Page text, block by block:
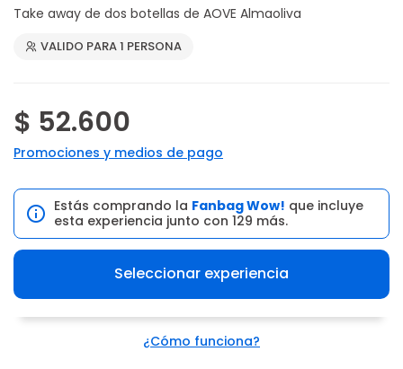
Take away de dos botellas de AOVE Almaoliva
VALIDO PARA 1 PERSONA
$ 52.600
Promociones y medios de pago
Estás comprando la Fanbag Wow! que incluye
esta experiencia junto con 129 más.
Seleccionar experiencia
¿Cómo funciona?